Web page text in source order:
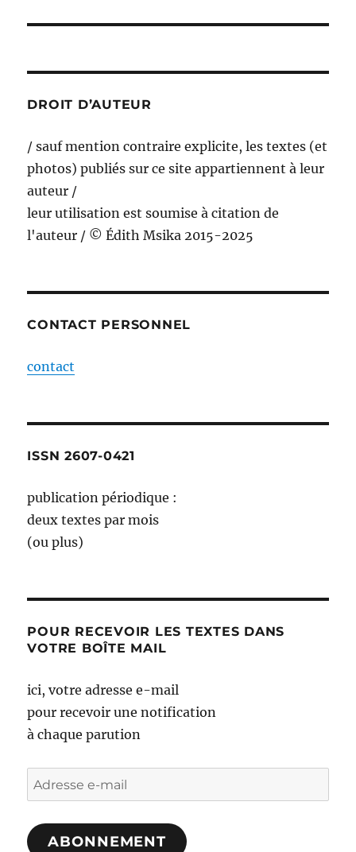
DROIT D’AUTEUR
/ sauf mention contraire explicite, les textes (et
photos) publiés sur ce site appartiennent à leur
auteur /
leur utilisation est soumise à citation de
l'auteur / © Édith Msika 2015-2025
CONTACT PERSONNEL
contact
ISSN 2607-0421
publication périodique :
deux textes par mois
(ou plus)
POUR RECEVOIR LES TEXTES DANS
VOTRE BOÎTE MAIL
ici, votre adresse e-mail
pour recevoir une notification
à chaque parution
Adresse
e-
mail
ABONNEMENT